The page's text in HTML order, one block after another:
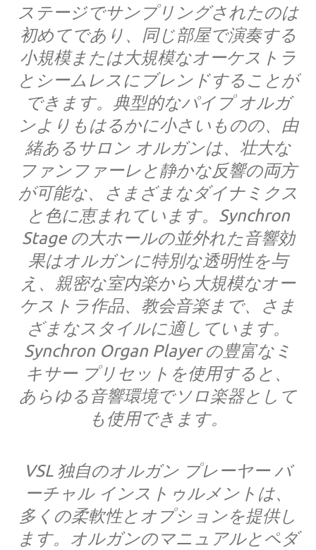
ステージでサンプリングされたのは
初めてであり、同じ部屋で演奏する
小規模または大規模なオーケストラ
とシームレスにブレンドすることが
できます。典型的なパイプ オルガ
ンよりもはるかに小さいものの、由
緒あるサロン オルガンは、壮大な
ファンファーレと静かな反響の両方
が可能な、さまざまなダイナミクス
と色に恵まれています。Synchron
Stage の大ホールの並外れた音響効
果はオルガンに特別な透明性を与
え、親密な室内楽から大規模なオー
ケストラ作品、教会音楽まで、さま
ざまなスタイルに適しています。
Synchron Organ Player の豊富なミ
キサー プリセットを使用すると、
あらゆる音響環境でソロ楽器として
も使用できます。
VSL 独自のオルガン プレーヤー バ
ーチャル インストゥルメントは、
多くの柔軟性とオプションを提供し
ます。オルガンのマニュアルとペダ